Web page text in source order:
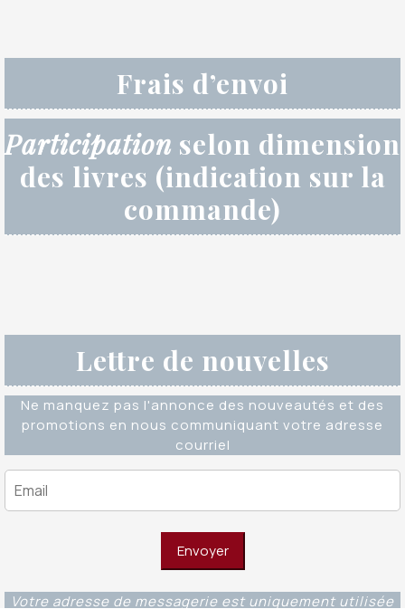
Frais d’envoi
Participation selon dimension
des livres (indication sur la
commande)
Lettre de nouvelles
Ne manquez pas l'annonce des nouveautés et des
promotions en nous communiquant votre adresse
courriel
Votre adresse de messagerie est uniquement utilisée